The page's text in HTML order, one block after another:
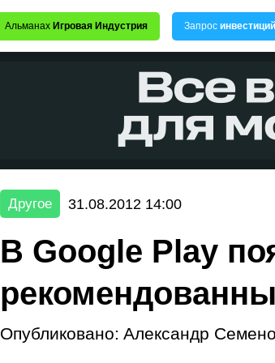
Альманах Игровая Индустрия Запрос инвестиций
Другое 31.08.2012 14:00
В Google Play
Опубликовано: Александр